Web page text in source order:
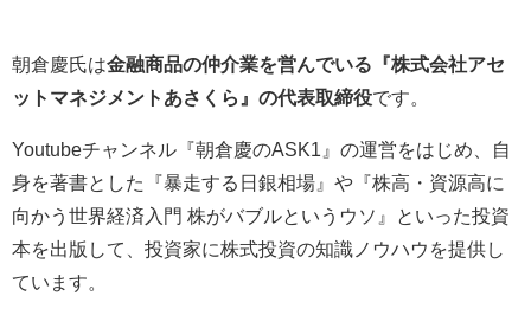
朝倉慶氏は金融商品の仲介業を営んでいる 『株式会社アセ
ットマネジメントあさくら』の代表取締役です。
Youtubeチャンネル『朝倉慶のASK1』の運営をはじめ、自
身を著書とした『暴走する日銀相場』や『株高・資源高に
向かう世界経済入門 株がバブルというウソ』といった投資
本を出版して、投資家に株式投資の知識ノウハウを提供し
ています。